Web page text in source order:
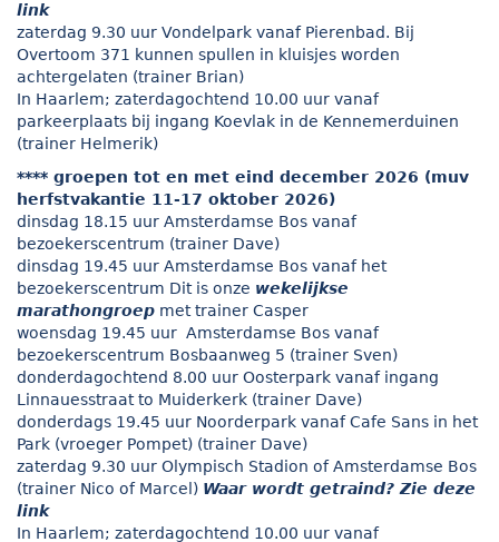
link
zaterdag 9.30 uur Vondelpark vanaf Pierenbad. Bij
Overtoom 371 kunnen spullen in kluisjes worden
achtergelaten (trainer Brian)
In Haarlem; zaterdagochtend 10.00 uur vanaf
parkeerplaats bij ingang Koevlak in de Kennemerduinen
(trainer Helmerik)
**** groepen tot en met eind december 2026 (muv
herfstvakantie 11-17 oktober 2026)
dinsdag 18.15 uur Amsterdamse Bos vanaf
bezoekerscentrum (trainer Dave)
dinsdag 19.45 uur Amsterdamse Bos vanaf het
bezoekerscentrum Dit is onze wekelijkse
marathongroep met trainer Casper
woensdag 19.45 uur Amsterdamse Bos vanaf
bezoekerscentrum Bosbaanweg 5 (trainer Sven)
donderdagochtend 8.00 uur Oosterpark vanaf ingang
Linnauesstraat to Muiderkerk (trainer Dave)
donderdags 19.45 uur Noorderpark vanaf Cafe Sans in het
Park (vroeger Pompet) (trainer Dave)
zaterdag 9.30 uur Olympisch Stadion of Amsterdamse Bos
(trainer Nico of Marcel) Waar wordt getraind? Zie deze
link
In Haarlem; zaterdagochtend 10.00 uur vanaf